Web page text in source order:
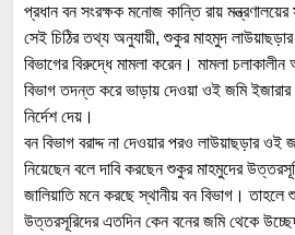
প্রধান বন সংরক্ষক মনোজ কান্তি রায় মন্ত্রণালয়ের
সেই চিঠির তথ্য অনুযায়ী, শুকুর মাহমুদ
বিভাগের বিরুদ্ধে মামলা করেন। মামলা
বিভাগ তদন্ত করে ভাড়ায় দেওয়া ওই জমি ইজারার
নির্দেশ দেয়।
বন বিভাগ বরাদ্দ না দেওয়ার পরও লাউয়াছড়ার ওই
নিয়েছেন বলে দাবি করছেন শুকুর মাহমুদের
জালিয়াতি মনে করছে স্থানীয় বন বিভাগ। তাহলে
উত্তরসূরিদের এতদিন কেন বনের জমি থেকে